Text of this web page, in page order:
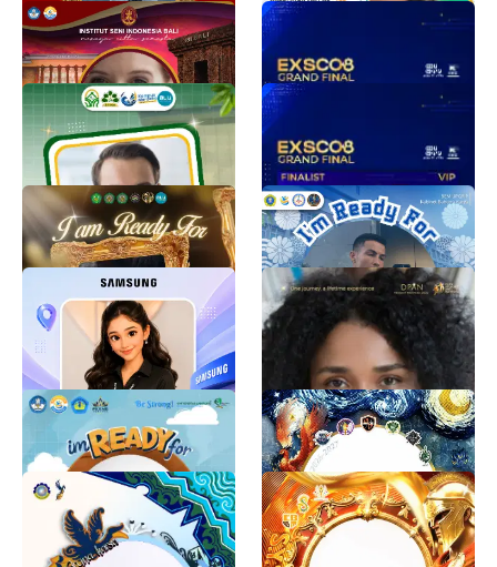
PKKMB ISI Bali 2026/2027
Rizkita Ayu Mutiarani
1.1K
EXSCO8 TAHUN 2026
EduExpoID
PBAK UIN SYAHADA
PADANGSIDIMPUAN 2026
iyann
1.2K
EXSCO8 TAHUN 2026
EduExpoID
OMBUS FKIP 2026
BEM FKIP
2K
PKKMB UPGRIP
Infokom BGK
1K
Template Foto Whatsapp
Promotor Pick Up
Samsung Trainer
1.4K
PEMILIHAN DPAN
TINGKAT PROVINSI
TAHUN 2026
dpan sumut
PKKMB UNILA 2026
Humas Universitas Lampung
COED OFFICIAL FRAME
Adrian Emperado
937
TWIBBON PKKMB
POLINDRA 2026
Reifun GG
CBM OFFICIAL FRAME
Adrian Emperado
1K